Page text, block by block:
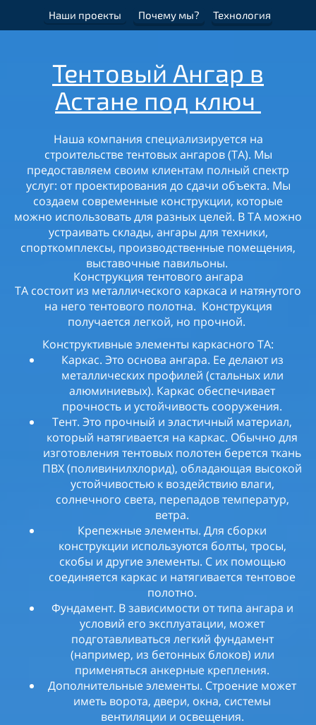
Наши проекты Почему мы? Технология
Тентовый Ангар в
Астане под ключ
Наша компания специализируется на
строительстве тентовых ангаров (ТА). Мы
предоставляем своим клиентам полный спектр
услуг: от проектирования до сдачи объекта. Мы
создаем современные конструкции, которые
можно использовать для разных целей. В ТА можно
устраивать склады, ангары для техники,
спорткомплексы, производственные помещения,
выставочные павильоны.
Конструкция тентового ангара
ТА состоит из металлического каркаса и натянутого
на него тентового полотна. Конструкция
получается легкой, но прочной.
Конструктивные элементы каркасного ТА:
Каркас. Это основа ангара. Ее делают из
металлических профилей (стальных или
алюминиевых). Каркас обеспечивает
прочность и устойчивость сооружения.
Тент. Это прочный и эластичный материал,
который натягивается на каркас. Обычно для
изготовления тентовых полотен берется ткань
ПВХ (поливинилхлорид), обладающая высокой
устойчивостью к воздействию влаги,
солнечного света, перепадов температур,
ветра.
Крепежные элементы. Для сборки
конструкции используются болты, тросы,
скобы и другие элементы. С их помощью
соединяется каркас и натягивается тентовое
полотно.
Фундамент. В зависимости от типа ангара и
условий его эксплуатации, может
подготавливаться легкий фундамент
(например, из бетонных блоков) или
применяться анкерные крепления.
Дополнительные элементы. Строение может
иметь ворота, двери, окна, системы
вентиляции и освещения.